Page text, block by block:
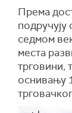
Према
седмом
места
трговини,
оснивању